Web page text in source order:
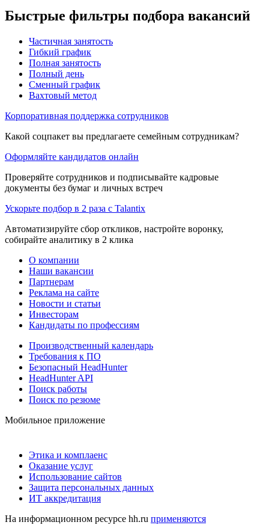
Быстрые фильтры подбора вакансий
Частичная занятость
Гибкий график
Полная занятость
Полный день
Сменный график
Вахтовый метод
Корпоративная поддержка сотрудников
Какой соцпакет вы предлагаете семейным сотрудникам?
Оформляйте кандидатов онлайн
Проверяйте сотрудников и подписывайте кадровые
документы без бумаг и личных встреч
Ускорьте подбор в 2 раза с Talantix
Автоматизируйте сбор откликов, настройте воронку,
собирайте аналитику в 2 клика
О компании
Наши вакансии
Партнерам
Реклама на сайте
Новости и статьи
Инвесторам
Кандидаты по профессиям
Производственный календарь
Требования к ПО
Безопасный HeadHunter
HeadHunter API
Поиск работы
Поиск по резюме
Мобильное приложение
Этика и комплаенс
Оказание услуг
Использование сайтов
Защита персональных данных
ИТ аккредитация
На информационном ресурсе hh.ru применяются